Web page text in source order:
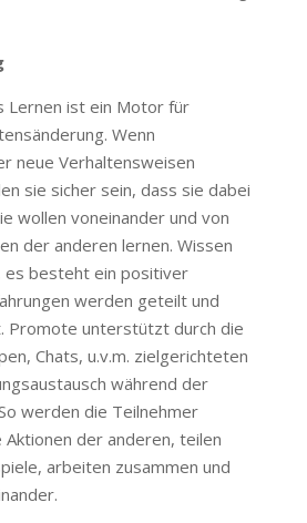
Lernen ist ein Motor für
Wenn
neue Verhaltensweisen
sie sicher sein, dass sie dabei
wollen voneinander und von
der anderen lernen. Wissen
besteht ein positiver
werden geteilt und
Promote unterstützt durch die
Chats, u.v.m. zielgerichteten
während der
werden die Teilnehmer
der anderen, teilen
arbeiten zusammen und